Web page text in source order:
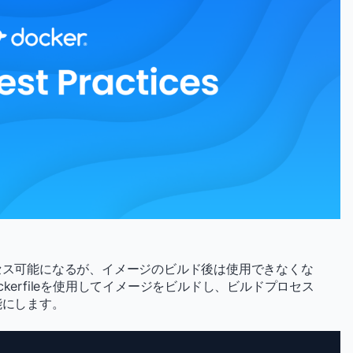
可能になるが、イメージのビルド後は使用できなくな
を使用してイメージをビルドし、ビルドプロセス
します。